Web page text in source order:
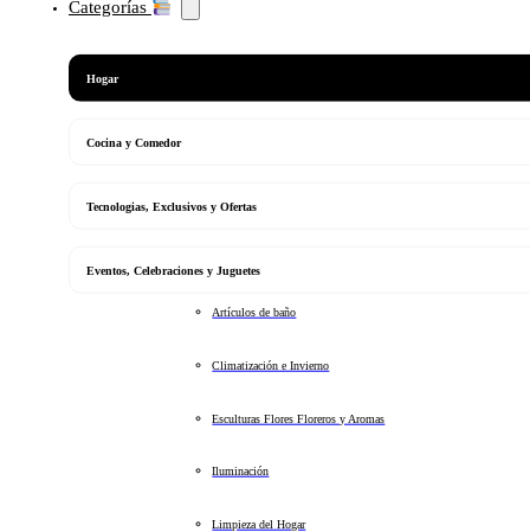
Categorías
Hogar
Cocina y Comedor
Tecnologias, Exclusivos y Ofertas
Eventos, Celebraciones y Juguetes
Artículos de baño
Climatización e Invierno
Esculturas Flores Floreros y Aromas
Iluminación
Limpieza del Hogar